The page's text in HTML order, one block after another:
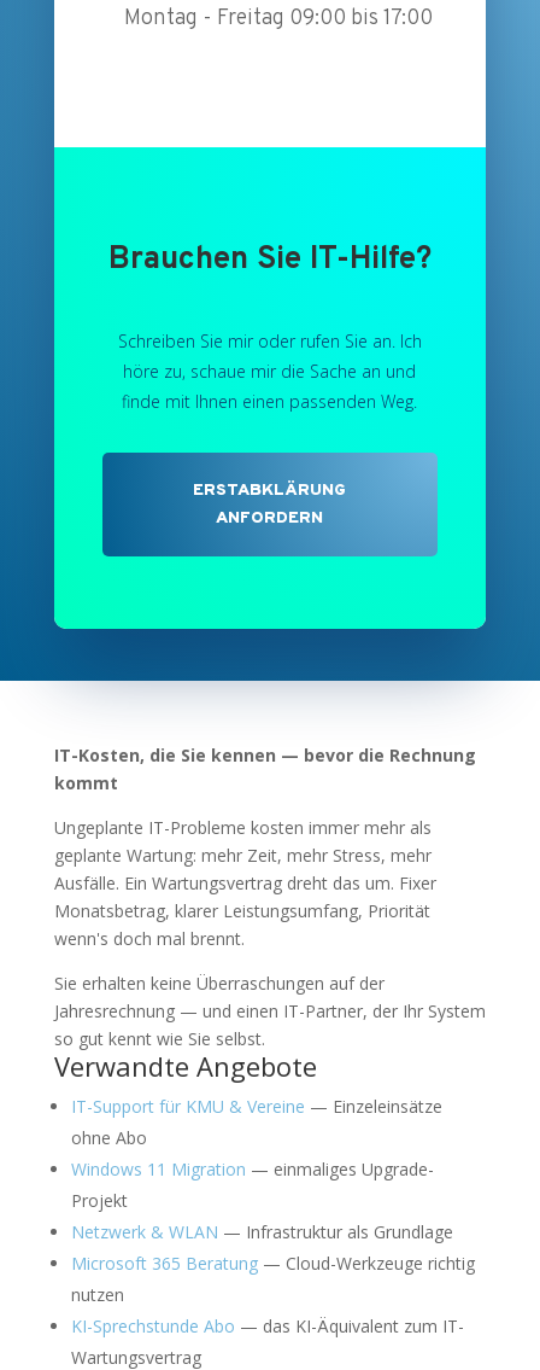
Montag - Freitag 09:00 bis 17:00
Brauchen Sie IT-Hilfe?
Schreiben Sie mir oder rufen Sie an. Ich
höre zu, schaue mir die Sache an und
finde mit Ihnen einen passenden Weg.
ERSTABKLÄRUNG
ANFORDERN
IT-Kosten, die Sie kennen — bevor die Rechnung
kommt
Ungeplante IT-Probleme kosten immer mehr als
geplante Wartung: mehr Zeit, mehr Stress, mehr
Ausfälle. Ein Wartungsvertrag dreht das um. Fixer
Monatsbetrag, klarer Leistungsumfang, Priorität
wenn's doch mal brennt.
Sie erhalten keine Überraschungen auf der
Jahresrechnung — und einen IT-Partner, der Ihr System
so gut kennt wie Sie selbst.
Verwandte Angebote
IT-Support für KMU & Vereine — Einzeleinsätze
ohne Abo
Windows 11 Migration — einmaliges Upgrade-
Projekt
Netzwerk & WLAN — Infrastruktur als Grundlage
Microsoft 365 Beratung— Cloud-Werkzeuge richtig
nutzen
KI-Sprechstunde Abo — das KI-Äquivalent zum IT-
Wartungsvertrag